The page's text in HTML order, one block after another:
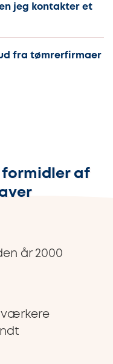
jeg kontakter et
fra tømrerfirmaer
formidler af
år 2000